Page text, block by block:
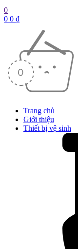
0
0 0 ₫
Trang chủ
Giới thiệu
Thiết bị vệ sinh